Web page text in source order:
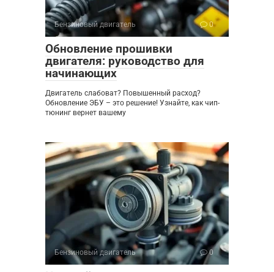
Бензиновый двигатель 0
Обновление прошивки
двигателя: руководство для
начинающих
Двигатель слабоват? Повышенный расход?
Обновление ЭБУ – это решение! Узнайте, как чип-
тюнинг вернет вашему
Бензиновый двигатель 0